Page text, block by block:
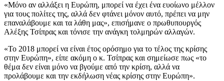
«Μόνο αν αλλάξει η Ευρώπη, μπορεί να έχει ένα ευοίωνο μέλλον
για τους πολίτες της, αλλά δεν φτάνει μόνον αυτό, πρέπει να μην
επαναλάβουμε και τα λάθη μας», επισήμανε ο πρωθυπουργός
Αλέξης Τσίπρας και τόνισε την ανάγκη τολμηρών αλλαγών.
«Το 2018 μπορεί να είναι έτος ορόσημο για το τέλος της κρίσης
στην Ευρώπη», είπε ακόμη ο κ. Τσίπρας και σημείωσε πως «το
θέμα δεν είναι μόνο να βγούμε από την κρίση, αλλά να
προλάβουμε και την εκδήλωση νέας κρίσης στην Ευρώπη».